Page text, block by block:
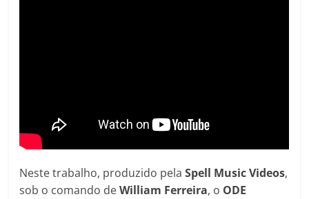
Neste trabalho, produzido pelaSpell Music Videos,
sob o comando deWilliam Ferreira, o ODE